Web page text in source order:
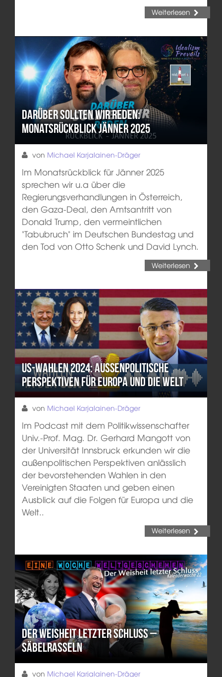
Weiterlesen
Darüber sollten wir reden:
Monatsrückblick Jänner 2025
von Michael Karjalainen-Dräger
Im Monatsrückblick für Jänner 2025
sprechen wir u.a über die
Regierungsverhandlungen in Österreich,
den Gaza-Deal, den Amtsantritt von
Donald Trump, den vermeintlichen
"Tabubruch" im Deutschen Bundestag und
den Tod von Otto Schenk und David Lynch.
Weiterlesen
US-Wahlen 2024: Außenpolitische
Perspektiven für Europa und die Welt
von Michael Karjalainen-Dräger
Im Podcast mit dem Politikwissenschafter
Univ.-Prof. Mag. Dr. Gerhard Mangott von
der Universität Innsbruck erkunden wir die
außenpolitischen Perspektiven anlässlich
der bevorstehenden Wahlen in den
Vereinigten Staaten und geben einen
Ausblick auf die Folgen für Europa und die
Welt..
Weiterlesen
Der Weisheit letzter Schluss –
Säbelrasseln
von Michael Karjalainen-Dräger